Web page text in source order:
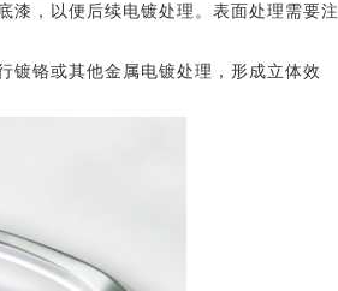
，以便后续电镀处理。表面处理需要注
铬或其他金属电镀处理，形成立体效